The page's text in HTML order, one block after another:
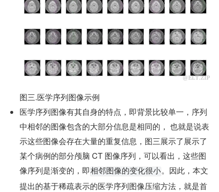
图三.医学序列图像示例
医学序列图像有其自身的特点，即背景比较单一，序列
中相邻的图像包含的大部分信息是相同的， 也就是说表
示这些图像会存在大量的重复信息，图三展示了展示了
某个病例的部分颅脑 CT 图像序列，可以看出，这些图
像序列是渐变的，即相邻图像的变化很小。因此，本文
提出的基于稀疏表示的医学序列图像压缩方法，就是首